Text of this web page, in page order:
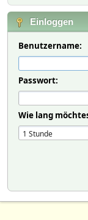
Einloggen
Benutzername:
Passwort:
Wie lang